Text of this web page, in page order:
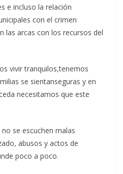
e incluso la relación
con el crimen
las arcas con los recursos del
vivir tranquilos,tenemos
se sientanseguras y en
necesitamos que este
se escuchen malas
abusos y actos de
poco a poco.